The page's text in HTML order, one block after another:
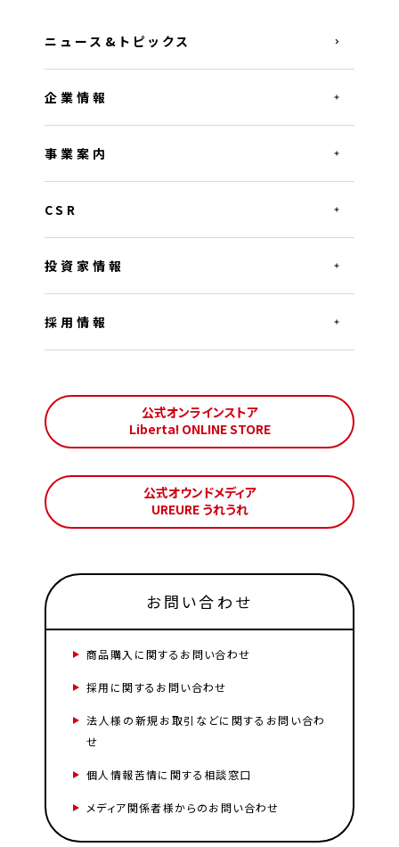
ニュース&トピックス
企業情報
事業案内
CSR
投資家情報
採用情報
公式オンラインストア
Liberta! ONLINE STORE
公式オウンドメディア
UREURE うれうれ
お問い合わせ
商品購入に関するお問い合わせ
採用に関するお問い合わせ
法人様の新規お取引などに関するお問い合わ
せ
個人情報苦情に関する相談窓口
メディア関係者様からのお問い合わせ